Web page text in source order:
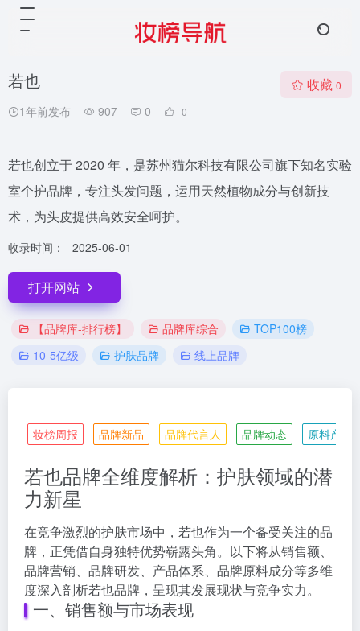
若也
1年前发布 907 0 0
收藏 0
若也创立于 2020 年，是苏州猫尔科技有限公司旗下知名实验
室个护品牌，专注头发问题，运用天然植物成分与创新技
术，为头皮提供高效安全呵护。
收录时间： 2025-06-01
打开网站
【品牌库-排行榜】 品牌库综合
TOP100榜
10-5亿级
护肤品牌 线上品牌
妆榜周报 品牌新品 品牌代言人 品牌动态 原料产业
若也品牌全维度解析：护肤领域的潜
力新星
在竞争激烈的护肤市场中，若也作为一个备受关注的品
牌，正凭借自身独特优势崭露头角。以下将从销售额、
品牌营销、品牌研发、产品体系、品牌原料成分等多维
度深入剖析若也品牌，呈现其发展现状与竞争实力。
一、销售额与市场表现